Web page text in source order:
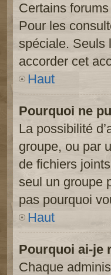
Certains
Pour les
spéciale. Seuls
accorder cet
Haut
Pourquoi ne
La possibilité
groupe, ou par
de fichiers
seul un groupe
pas pourquoi
Haut
Pourquoi ai-je
Chaque